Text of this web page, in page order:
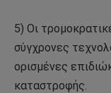
5) Οι
σύγχρονες
ορισμένες
καταστροφής.